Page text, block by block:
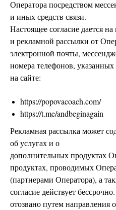
Оператора посредством
и иных средств связи.
Настоящее согласие дается
и рекламной рассылки от
электронной почты,
номера телефонов,
на сайте:
https://popovacoach.com/
https://t.me/andbeginagain
Рекламная рассылка может
об услугах и о
дополнительных продуктах
продуктах, проводимых
(партнерами Оператора), а
согласие действует
отозвано путем направления